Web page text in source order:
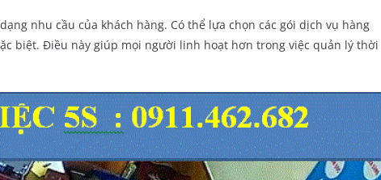
nhu cầu của khách hàng. Có thể lựa chọn các gói dịch vụ hàng
biệt. Điều này giúp mọi người linh hoạt hơn trong việc quản lý thời